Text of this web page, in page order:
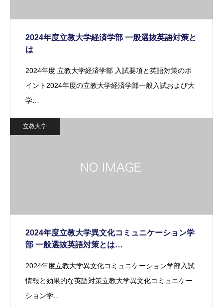
2024年度立教大学経済学部 一般選抜英語対策と
は
2024年度 立教大学経済学部 入試要項と英語対策のポ
イント2024年度の立教大学経済学部一般入試および大
学…
立教大学
2024年度立教大学異文化コミュニケーション学
部 一般選抜英語対策とは…
2024年度立教大学異文化コミュニケーション学部入試
情報と効果的な英語対策立教大学異文化コミュニケー
ション学…